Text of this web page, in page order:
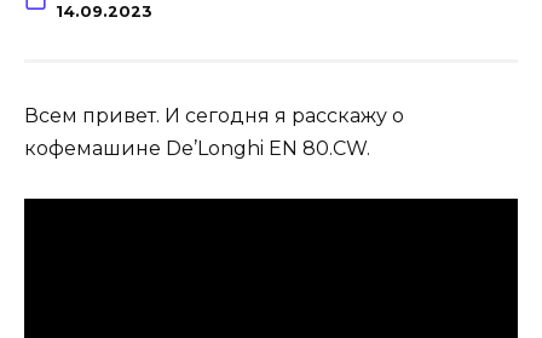
14.09.2023
Всем привет. И сегодня я расскажу о
кофемашине De’Longhi EN 80.CW.